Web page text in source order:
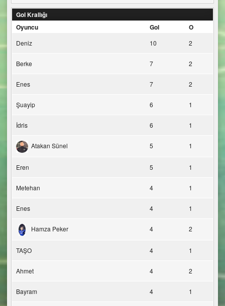
Gol Krallığı
Oyuncu
Gol O
Deniz 10 2
Berke 7 2
Enes 7 2
Şuayip 6 1
İdris 6 1
Atakan Sünel 5 1
Eren 5 1
Metehan 4 1
Enes 4 1
Hamza Peker 4 2
TAŞO 4 1
Ahmet 4 2
Bayram 4 1